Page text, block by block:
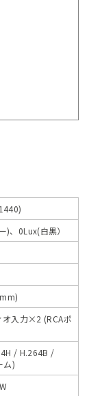
、0Lux(白黒）
オ入力×2 (RCAポ
/ H.264B /
ム)